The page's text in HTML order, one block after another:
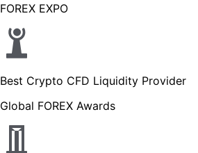
FOREX EXPO
Best Crypto CFD Liquidity Provider
Global FOREX Awards